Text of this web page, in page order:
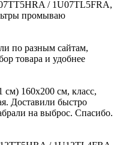
/ 1U07TL5FRA,
промываю
по разным сайтам,
товара и удобнее
160х200 см, класс,
Доставили быстро
на выброс. Спасибо.